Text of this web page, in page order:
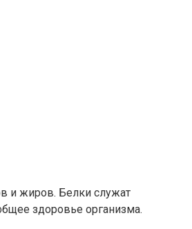
и жиров. Белки служат
здоровье организма.